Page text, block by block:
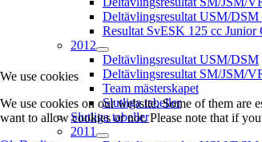
Deltävlingsresultat USM/DSM
Resultat SvESK 125 cc Junior
2012
Deltävlingsresultat USM/DSM
Deltävlingsresultat SM/JSM/
Team mästerskapet
Slutliga tabeller
Slutliga tabeller
2011
We use cookies
We use cookies on our website. Some of them are
want to allow cookies or not. Please note that if